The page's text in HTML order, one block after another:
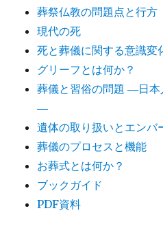
葬祭仏教の問題点と行方
現代の死
死と葬儀に関する意識変
グリーフとは何か？
葬儀と習俗の問題 ―日本
―
遺体の取り扱いとエンバ
葬儀のプロセスと機能
お葬式とは何か？
ブックガイド
PDF資料